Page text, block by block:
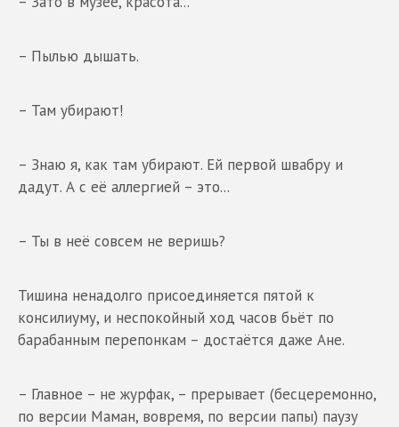
– Пылью дышать.
– Там убирают!
– Знаю я, как там убирают. Ей первой швабру и
дадут. А с её аллергией – это...
– Ты в неё совсем не веришь?
Тишина ненадолго присоединяется пятой к
консилиуму, и неспокойный ход часов бьёт по
барабанным перепонкам – достаётся даже Ане.
– Главное – не журфак, – прерывает (бесцеремонно,
по версии Маман, вовремя, по версии папы) паузу